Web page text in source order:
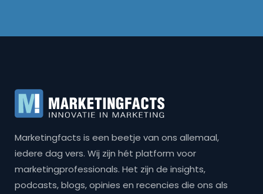
Marketingfacts is een beetje van ons allemaal,
iedere dag vers. Wij zijn hét platform voor
marketingprofessionals. Het zijn de insights,
podcasts, blogs, opinies en recencies die ons als